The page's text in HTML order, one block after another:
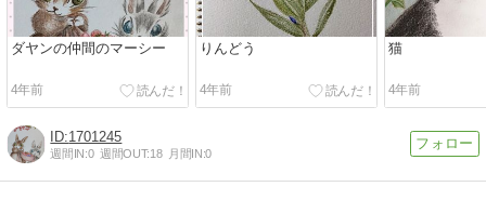
ダヤンの仲間のマーシー
4年前
りんどう
4年前
猫
4年前
1701245
週間IN:0 週間OUT:18 月間IN:0